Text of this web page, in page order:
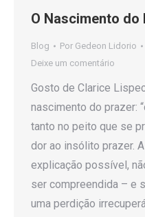
O Nascimento do
Blog Por Gedeon Lidorio
Deixe um comentário
Gosto de Clarice
nascimento do prazer:
tanto no peito que se
dor ao insólito prazer.
explicação possível,
ser compreendida – e
uma perdição